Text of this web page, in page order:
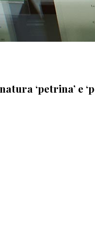
‘petrina’ e